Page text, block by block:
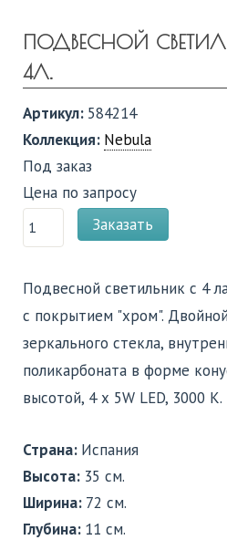
ПОДВЕСНОЙ
4Л.
Артикул: 584214
Коллекция: Nebula
Под заказ
Цена по запросу
Заказать
Подвесной светильник с 4
с покрытием "хром".
зеркального стекла,
поликарбоната в форме
высотой, 4 х 5W LED, 3000 K.
Страна: Испания
Высота: 35 см.
Ширина: 72 см.
Глубина: 11 см.